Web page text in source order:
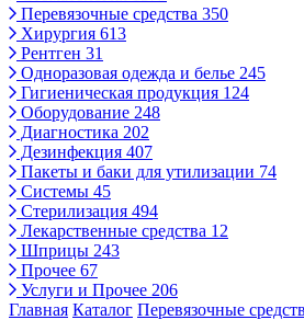
Перевязочные средства 350
Хирургия 613
Рентген 31
Одноразовая одежда и белье 245
Гигиеническая продукция 124
Оборудование 248
Диагностика 202
Дезинфекция 407
Пакеты и баки для утилизации 74
Системы 45
Стерилизация 494
Лекарственные средства 12
Шприцы 243
Прочее 67
Услуги и Прочее 206
Главная Каталог Перевязочные